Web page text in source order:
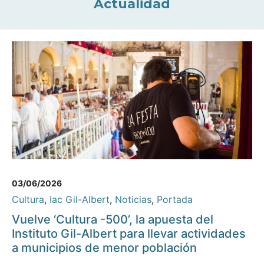
Actualidad
03/06/2026
Cultura, Iac Gil-Albert, Noticias, Portada
Vuelve ‘Cultura -500’, la apuesta del
Instituto Gil-Albert para llevar actividades
a municipios de menor población